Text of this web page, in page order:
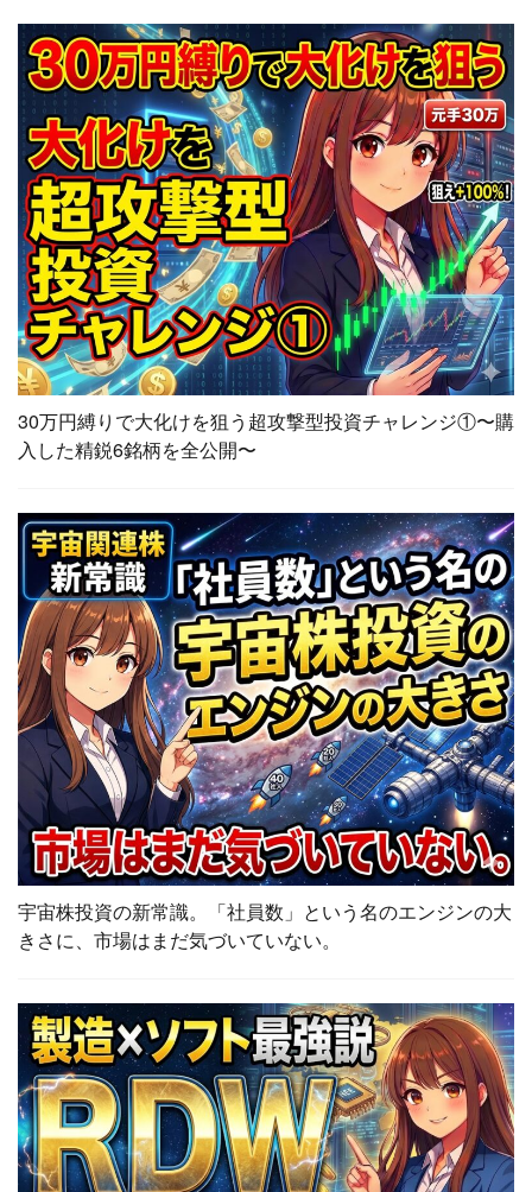
30万円縛りで大化けを狙う超攻撃型投資チャレンジ①〜購
入した精鋭6銘柄を全公開〜
宇宙株投資の新常識。「社員数」という名のエンジンの大
きさに、市場はまだ気づいていない。